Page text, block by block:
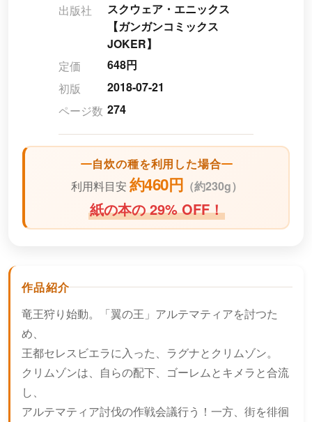
出版社
スクウェア・エニックス
【ガンガンコミックス
JOKER】
定価
648円
初版
2018-07-21
ページ数 274
自炊の種を利用した場合
利用料目安 約460円 （約230g）
紙の本の 29% OFF！
作品紹介
竜王狩り始動。「翼の王」アルテマティアを討つた
め、
王都セレスビエラに入った、ラグナとクリムゾン。
クリムゾンは、自らの配下、ゴーレムとキメラと合流
し、
アルテマティア討伐の作戦会議行う！一方、街を徘徊